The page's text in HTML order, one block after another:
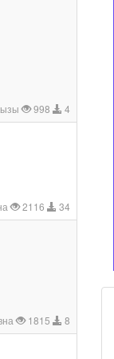
998 4
2116 34
1815 8